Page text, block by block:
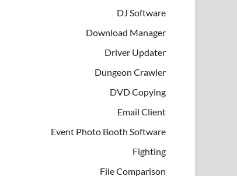
DJ Software
Download Manager
Driver Updater
Dungeon Crawler
DVD Copying
Email Client
Event Photo Booth Software
Fighting
File Comparison